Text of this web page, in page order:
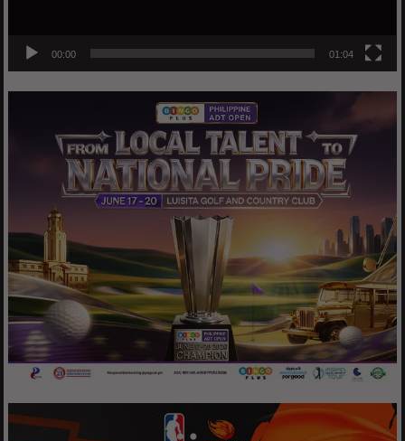
00:00 01:04